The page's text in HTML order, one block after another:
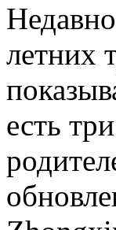
летних
есть